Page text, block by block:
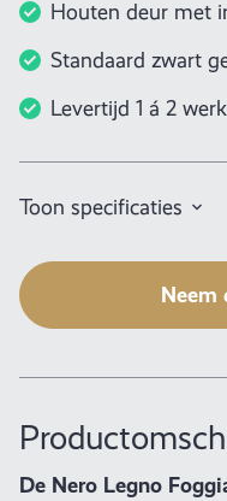
Houten deur met
Standaard zwart
Levertijd 1 á 2
Toon specificaties
Neem
De Nero Legno